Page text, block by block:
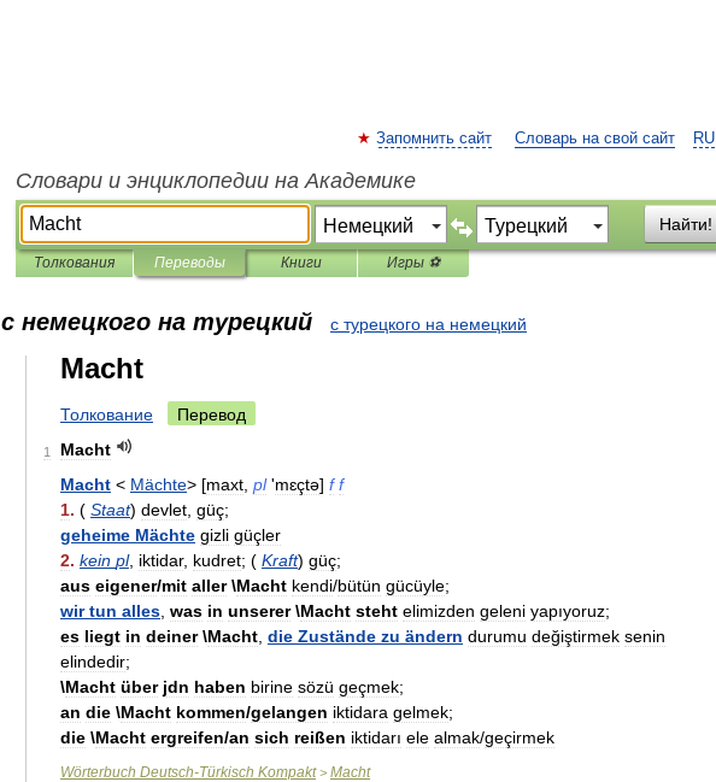
RU
Запомнить сайт Словарь на свой сайт
Словари и энциклопедии на Академике
Найти!
Толкования Переводы Книги Игры ⚽
с немецкого на турецкий с турецкого на немецкий
Macht
Толкование Перевод
1
Macht
Macht < Mächte> [maxt pl 'mɛçtə] f f
1. ( Staat) devlet güç;
geheime Mächte gizli güçler
2. kein pl, iktidar, kudret; ( Kraft) güç;
aus eigener/mit aller\Macht kendi/bütün gücüyle;
wir tun alles was in unserer\Macht steht elimizden geleni yapıyoruz;
es liegt in deiner\Macht die Zustände zu ändern durumu değiştirmek senin
elindedir;
\Macht über jdn haben birine sözü geçmek;
an die \Macht kommen/gelangen iktidara gelmek;
die \Macht ergreifen/an sich reißen iktidarı ele almak/geçirmek
Wörterbuch Deutsch-Türkisch Kompakt> Macht